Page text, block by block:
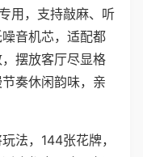
用，支持敲麻、听
音机芯，适配都
摆放客厅尽显格
奏休闲韵味，亲
法，144张花牌，